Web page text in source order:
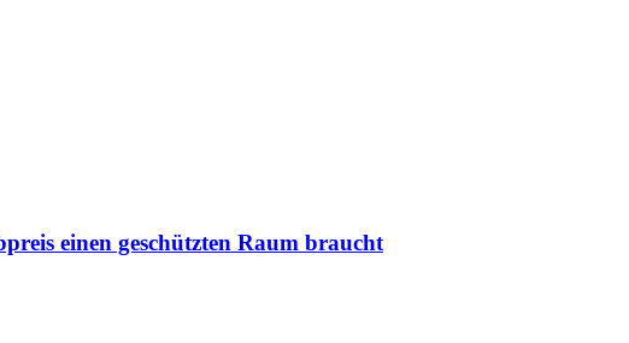
einen geschützten Raum braucht